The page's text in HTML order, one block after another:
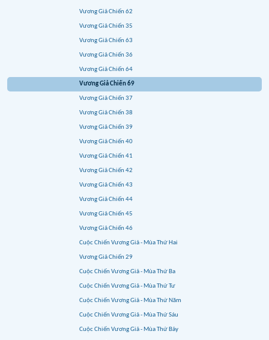
Vương Giả Chiến 62
Vương Giả Chiến 35
Vương Giả Chiến 63
Vương Giả Chiến 36
Vương Giả Chiến 64
Vương Giả Chiến 69
Vương Giả Chiến 37
Vương Giả Chiến 38
Vương Giả Chiến 39
Vương Giả Chiến 40
Vương Giả Chiến 41
Vương Giả Chiến 42
Vương Giả Chiến 43
Vương Giả Chiến 44
Vương Giả Chiến 45
Vương Giả Chiến 46
Cuộc Chiến Vương Giả - Mùa Thứ Hai
Vương Giả Chiến 29
Cuộc Chiến Vương Giả - Mùa Thứ Ba
Cuộc Chiến Vương Giả - Mùa Thứ Tư
Cuộc Chiến Vương Giả - Mùa Thứ Năm
Cuộc Chiến Vương Giả - Mùa Thứ Sáu
Cuộc Chiến Vương Giả - Mùa Thứ Bảy